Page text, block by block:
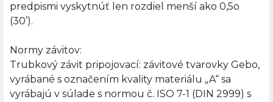
predpismi vyskytnúť len rozdiel menší ako 0,5o
(30’).
Normy závitov:
Trubkový závit pripojovací: závitové tvarovky Gebo,
vyrábané s označením kvality materiálu „A“ sa
vyrábajú v súlade s normou č. ISO 7-1 (DIN 2999) s